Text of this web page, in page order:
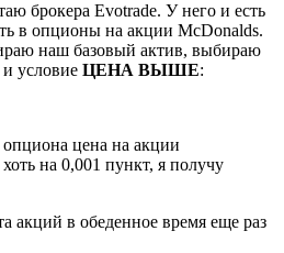
брокера Evotrade. У него и есть
в опционы на акции McDonalds.
наш базовый актив, выбираю
условие ЦЕНА ВЫШЕ:
цена на акции
на 0,001 пункт, я получу
акций в обеденное время еще раз